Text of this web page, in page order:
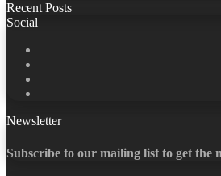
Recent Posts
Social
Newsletter
Subscribe to our mailing list to get the